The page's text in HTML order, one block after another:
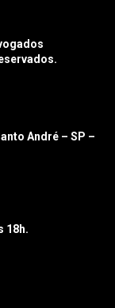
André – SP –
18h.